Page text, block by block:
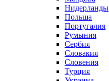
Нидерланды
Польша
Португалия
Румыния
Сербия
Словакия
Словения
Турция